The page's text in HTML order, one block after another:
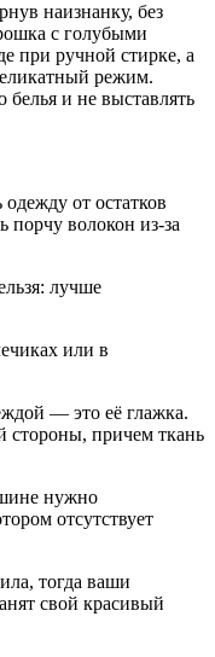
наизнанку, без
с голубыми
при ручной стирке, а
режим.
белья и не выставлять
от остатков
порчу волокон из-за
лучше
или в
— это её глажка.
стороны, причем ткань
нужно
отсутствует
тогда ваши
свой красивый